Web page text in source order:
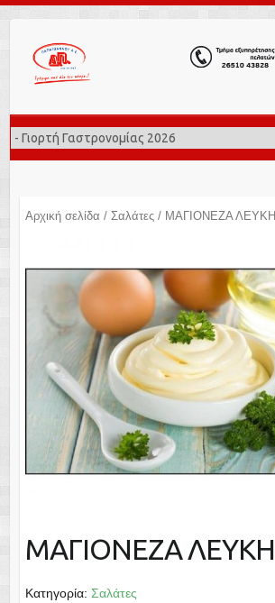
Αρχική σελίδα / Σαλάτες/ ΜΑΓΙΟΝΕΖΑ ΛΕΥΚΗ
ΜΑΓΙΟΝΕΖΑ ΛΕΥΚΗ
Κατηγορία: Σαλάτες